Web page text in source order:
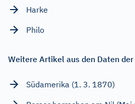
Harke
Philo
Weitere Artikel aus den Daten
Südamerika (1. 3. 1870)